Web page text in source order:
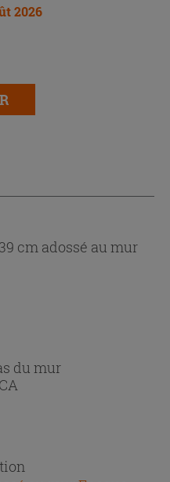
2026
cm adossé au mur
du mur